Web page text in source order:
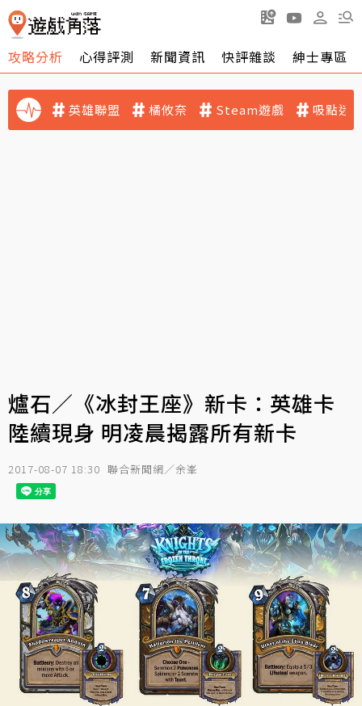
攻略分析 心得評測 新聞資訊 快評雜談 紳士專區
英雄聯盟 橘攸奈 Steam遊戲 吸點迷
爐石／《冰封王座》新卡：英雄卡
陸續現身 明凌晨揭露所有新卡
2017-08-07 18:30 聯合新聞網／余峯